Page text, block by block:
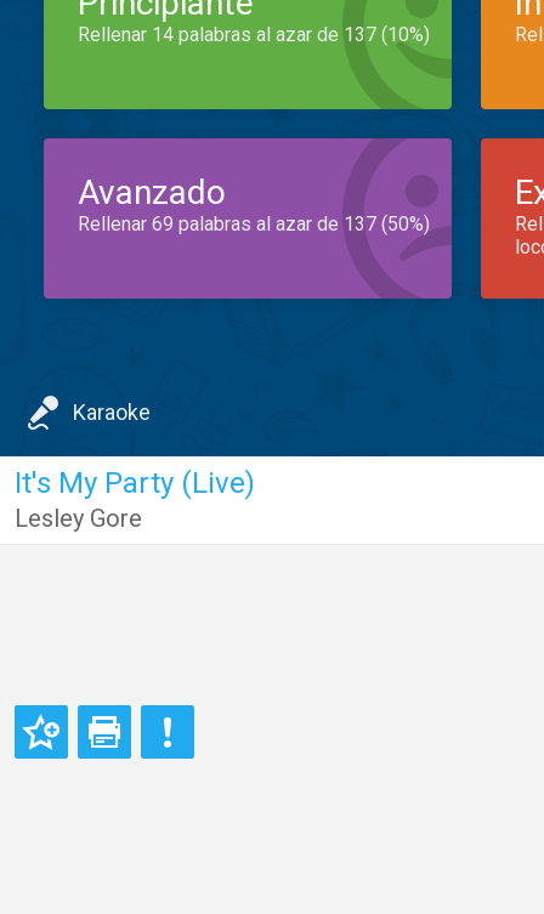
Rellenar 14 palabras al azar de 137 (10%)
Avanzado
Rellenar 69 palabras al azar de 137 (50%)
Karaoke
It's My Party (Live)
Lesley Gore